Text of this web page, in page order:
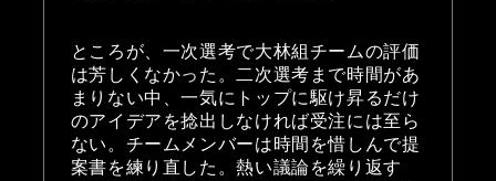
ところが、一次選考で大林組チームの評価
は芳しくなかった。二次選考まで時間があ
まりない中、一気にトップに駆け昇るだけ
のアイデアを捻出しなければ受注には至ら
ない。チームメンバーは時間を惜しんで提
案書を練り直した。熱い議論を繰り返す